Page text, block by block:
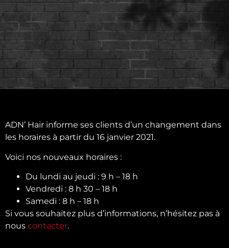
ADN’ Hair informe ses clients d’un changement dans
les horaires à partir du 16 janvier 2021.
Voici nos nouveaux horaires :
Du lundi au jeudi : 9 h – 18 h
Vendredi : 8 h 30 – 18 h
Samedi : 8 h – 18 h
Si vous souhaitez plus d’informations, n’hésitez pas à
nous contacter.